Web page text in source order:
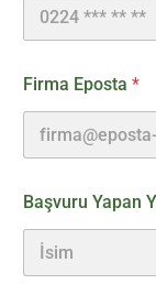
Firma Eposta *
Başvuru Yapan